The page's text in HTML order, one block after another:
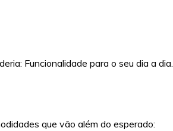
Funcionalidade para o seu dia a dia.
que vão além do esperado: